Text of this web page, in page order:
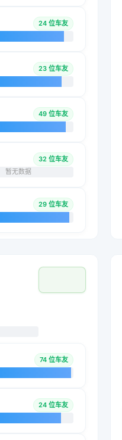
24 位车友
23 位车友
49 位车友
32 位车友
暂无数据
29 位车友
74 位车友
24 位车友